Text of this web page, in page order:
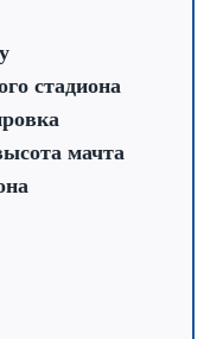
стадиона
мачта